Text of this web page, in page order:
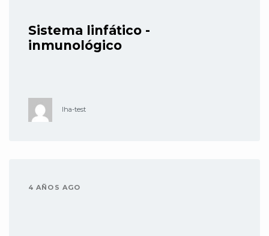
Sistema linfático -
inmunológico
lha-test
4 AÑOS AGO